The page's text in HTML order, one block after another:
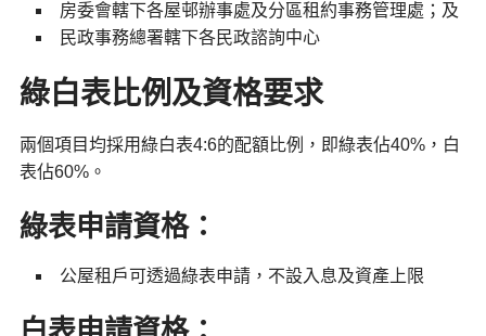
房委會轄下各屋邨辦事處及分區租約事務管理處；及
民政事務總署轄下各民政諮詢中心
綠白表比例及資格要求
兩個項目均採用綠白表4:6的配額比例，即綠表佔40%，白
表佔60%。
綠表申請資格：
公屋租戶可透過綠表申請，不設入息及資產上限